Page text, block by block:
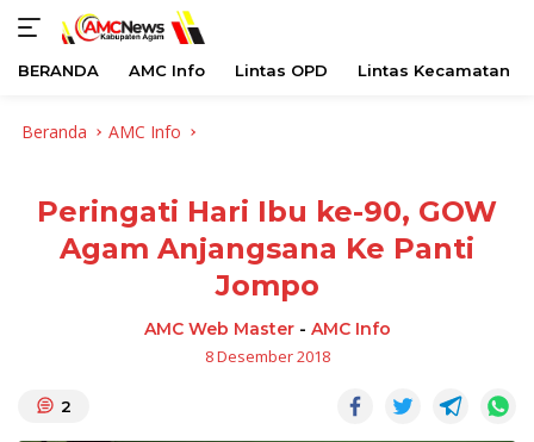
BERANDA AMC Info Lintas OPD Lintas Kecamatan
Beranda AMC Info
Peringati Hari Ibu ke-90, GOW
Agam Anjangsana Ke Panti
Jompo
AMC Web Master- AMC Info
8 Desember 2018
2